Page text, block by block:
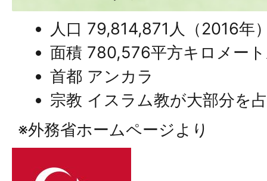
人口 79,814,871人（2016年
面積 780,576平方キロメー
首都 アンカラ
宗教 イスラム教が大部分を
※外務省ホームページより